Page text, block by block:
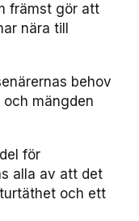
främst gör att
nära till
behov
mängden
för
alla av att det
och ett